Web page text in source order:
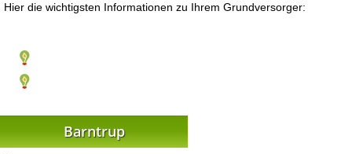
Hier die wichtigsten Informationen zu Ihrem Grundversorger:
Barntrup